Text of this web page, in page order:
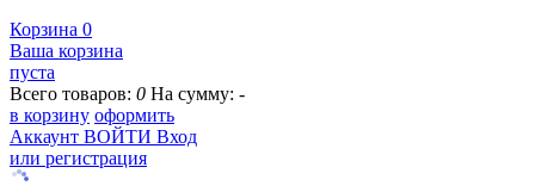
Корзина 0
Ваша корзина
пуста
Всего товаров: 0 На сумму: -
в корзину оформить
Аккаунт ВОЙТИ Вход
или регистрация